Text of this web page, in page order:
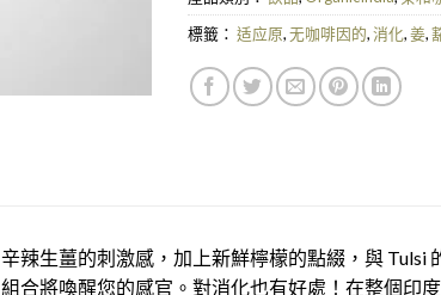
標籤： 适应原,无咖啡因的,消化,姜,
辛辣生薑的刺激感，加上新鮮檸檬的點綴，與 Tulsi
組合將喚醒您的感官。對消化也有好處！在整個印